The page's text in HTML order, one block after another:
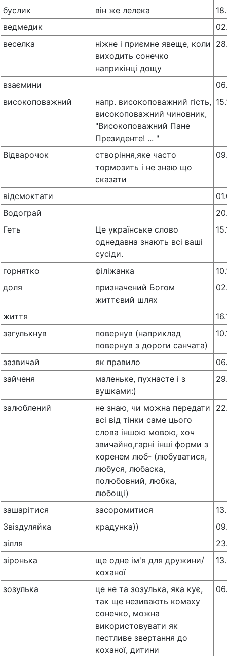
буслик
він же лелека
ведмедик
веселка
ніжне і приємне явеще, коли
виходить сонечко
наприкінці дощу
взаємини
високоповажний
напр. високоповажний гість,
високоповажний чиновник,
"Високоповажний Пане
Президенте! ... "
Відварочок
створіння,яке часто
тормозить і не знаю що
сказати
відсмоктати
Водограй
Геть
Це українське слово
однедавна знають всі ваші
сусіди.
горнятко філіжанка
доля
призначений Богом
життєвий шлях
життя
загулькнув
повернув (наприклад
повернув з дороги санчата)
зазвичай як правило
зайченя
маленьке, пухнасте і з
вушками:)
залюблений
не знаю, чи можна передати
всі від тінки саме цього
слова іншою мовою, хоч
звичайно,гарні інші форми з
коренем люб- (любуватися,
любуся, любаска,
полюбовний, любка,
любощі)
зашарітися засоромитися
Звіздуляйка
крадунка))
зілля
зіронька
ще одне ім'я для дружини/
коханої
зозулька
це не та зозулька, яка кує,
так ще незивають комаху
сонечко, можна
використовувати як
пестливе звертання до
коханої, дитини